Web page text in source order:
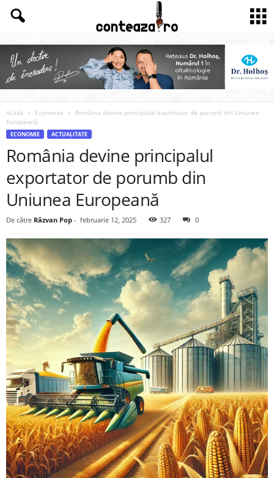
Acasă Economie
România devine principalul exportator de porumb din Uniunea
Europeană
ECONOMIE ACTUALITATE
România devine principalul
exportator de porumb din
Uniunea Europeană
De către Răzvan Pop - februarie 12, 2025 327 0